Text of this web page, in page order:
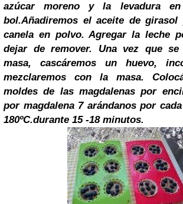
azúcar moreno y la levadura
bol.Añadiremos el aceite de
canela en polvo. Agregar la leche
dejar de remover. Una vez que
masa, cascáremos un huevo,
mezclaremos con la masa.
moldes de las magdalenas por
por magdalena 7 arándanos por
180ºC.durante 15 -18 minutos.